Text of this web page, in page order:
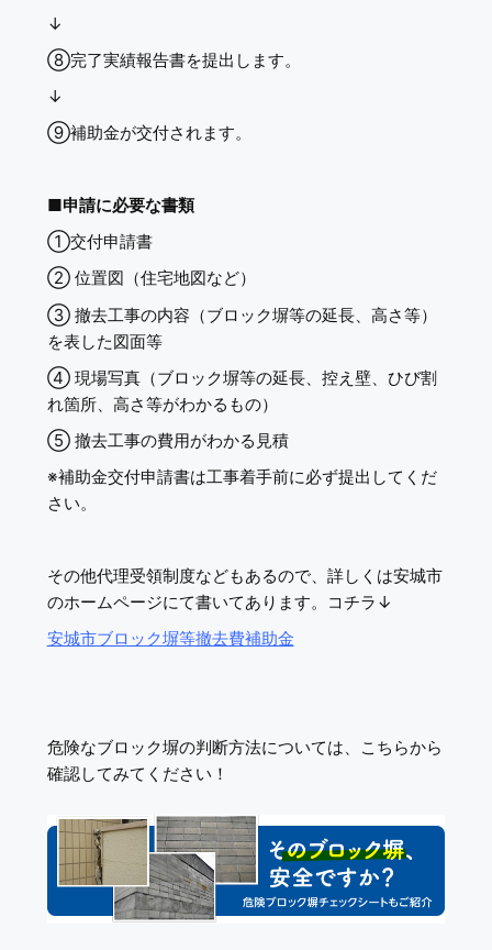
↓
⑧完了実績報告書を提出します。
↓
⑨補助金が交付されます。
■申請に必要な書類
①交付申請書
② 位置図（住宅地図など）
③ 撤去工事の内容（ブロック塀等の延長、高さ等）
を表した図面等
④ 現場写真（ブロック塀等の延長、控え壁、ひび割
れ箇所、高さ等がわかるもの）
⑤ 撤去工事の費用がわかる見積
※補助金交付申請書は工事着手前に必ず提出してくだ
さい。
その他代理受領制度などもあるので、詳しくは安城市
のホームページにて書いてあります。コチラ↓
安城市ブロック塀等撤去費補助金
危険なブロック塀の判断方法については、こちらから
確認してみてください！